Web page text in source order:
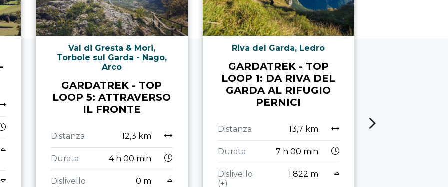
Val di Gresta & Mori,
Torbole sul Garda - Nago,
Arco
GARDATREK - TOP
LOOP 5: ATTRAVERSO
IL FRONTE
Distanza 12,3 km
Durata 4 h 00 min
Dislivello
0 m
Riva del Garda, Ledro
GARDATREK - TOP
LOOP 1: DA RIVA DEL
GARDA AL RIFUGIO
PERNICI
Distanza 13,7 km
Durata 7 h 00 min
Dislivello
(+)
1.822 m